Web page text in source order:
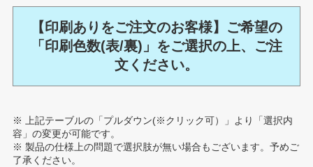
【印刷ありをご注文のお客様】ご希望の
「印刷色数(表/裏)」をご選択の上、ご注
文ください。
※ 上記テーブルの「プルダウン(※クリック可）」より「選択内
容」の変更が可能です。
※ 製品の仕様上の問題で選択肢が無い場合もございます。予めご
了承ください。